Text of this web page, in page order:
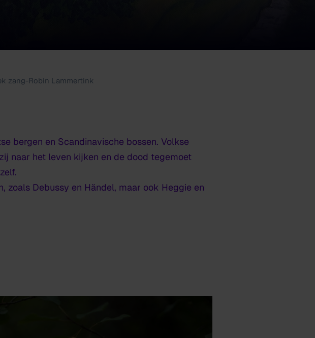
zang-Robin Lammertink
bergen en Scandinavische bossen. Volkse
naar het leven kijken en de dood tegemoet
Debussy en Händel, maar ook Heggie en